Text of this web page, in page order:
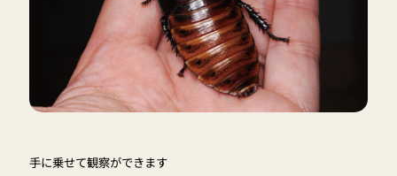
手に乗せて観察ができます